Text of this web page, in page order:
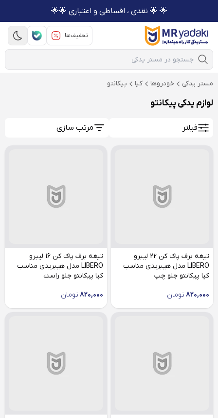
🌟 🌟 نقدی ، اقساطی و اعتباری 🌟🌟
تخفیف‌ها
Mobile Search
مستر یدکی خودروها کیا پیکانتو
لوازم یدکی پیکانتو
فیلتر مرتب سازی
تیغه برف پاک کن 22 لیبرو
LIBERO مدل هیبریدی مناسب
کیا پیکانتو جلو چپ
820,000 تومان
تیغه برف پاک کن 16 لیبرو
LIBERO مدل هیبریدی مناسب
کیا پیکانتو جلو راست
820,000 تومان